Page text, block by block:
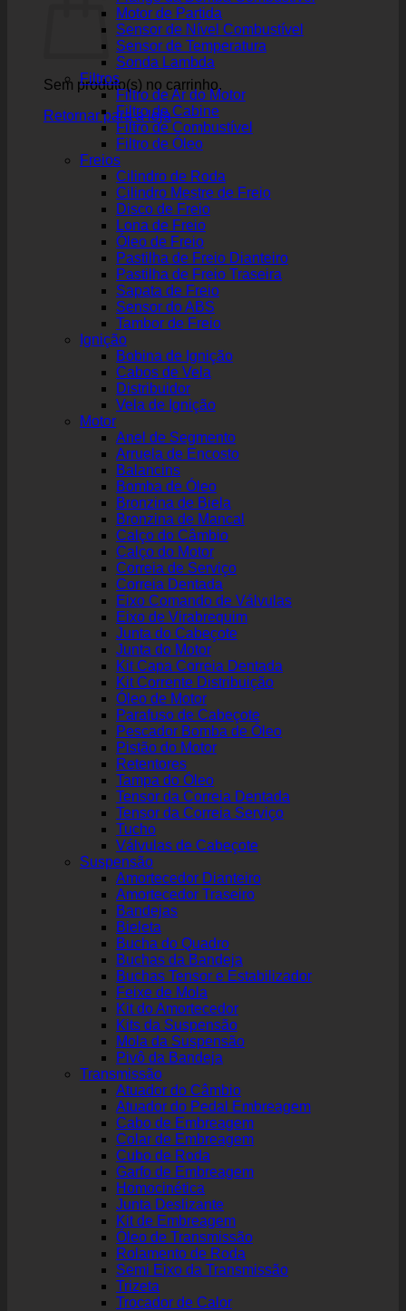
Sem produto(s) no carrinho.
Retornar para a loja
Motor de Partida
Sensor de Nível Combustível
Sensor de Temperatura
Sonda Lambda
Filtros
Filtro de Ar do Motor
Filtro de Cabine
Filtro de Combustível
Filtro de Óleo
Freios
Cilindro de Roda
Cilindro Mestre de Freio
Disco de Freio
Lona de Freio
Óleo de Freio
Pastilha de Freio Dianteiro
Pastilha de Freio Traseira
Sapata de Freio
Sensor do ABS
Tambor de Freio
Ignição
Bobina de Ignição
Cabos de Vela
Distribuidor
Vela de Ignição
Motor
Anel de Segmento
Arruela de Encosto
Balancins
Bomba de Óleo
Bronzina de Biela
Bronzina de Mancal
Calço do Câmbio
Calço do Motor
Correia de Serviço
Correia Dentada
Eixo Comando de Válvulas
Eixo de Virabrequim
Junta do Cabeçote
Junta do Motor
Kit Capa Correia Dentada
Kit Corrente Distribuição
Óleo de Motor
Parafuso de Cabeçote
Pescador Bomba de Óleo
Pistão do Motor
Retentores
Tampa do Óleo
Tensor da Correia Dentada
Tensor da Correia Serviço
Tucho
Válvulas de Cabeçote
Suspensão
Amortecedor Dianteiro
Amortecedor Traseiro
Bandejas
Bieleta
Bucha do Quadro
Buchas da Bandeja
Buchas Tensor e Estabilizador
Feixe de Mola
Kit do Amortecedor
Kits da Suspensão
Mola da Suspensão
Pivô da Bandeja
Transmissão
Atuador do Câmbio
Atuador do Pedal Embreagem
Cabo de Embreagem
Colar de Embreagem
Cubo de Roda
Garfo de Embreagem
Homocinética
Junta Deslizante
Kit de Embreagem
Óleo de Transmissão
Rolamento de Roda
Semi Eixo da Transmissão
Trizeta
Trocador de Calor